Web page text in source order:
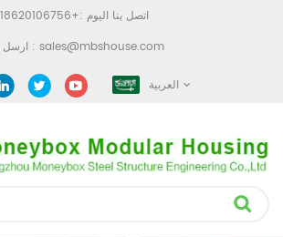
اتصل بنا اليوم :+8618620106756
ارسل رسالة : sales@mbshouse.com
العربية